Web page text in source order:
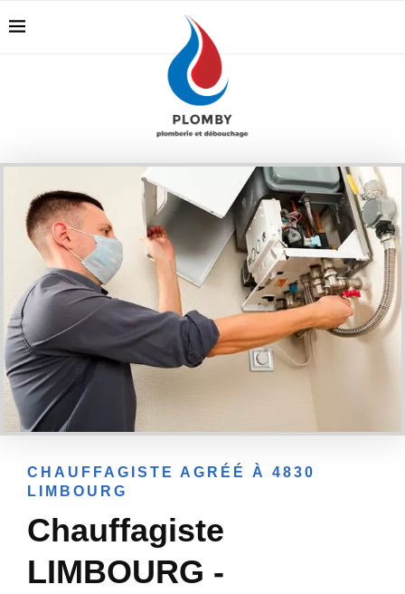
CHAUFFAGISTE AGRÉÉ À 4830
LIMBOURG
Chauffagiste
LIMBOURG -